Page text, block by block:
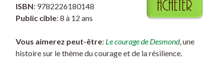
ISBN: 9782226180148
Public cible: 8 à 12 ans
Vous aimerez peut-être: Le courage de Desmond, une
histoire sur le thème du courage et de la résilience.